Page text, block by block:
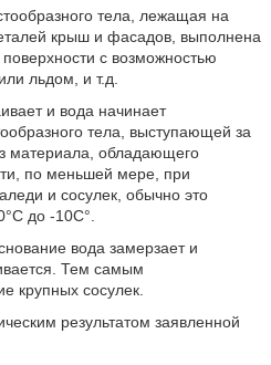
тела, лежащая на
крыш и фасадов, выполнена
с возможностью
льдом, и т.д.
и вода начинает
тела, выступающей за
материала, обладающего
по меньшей мере, при
и сосулек, обычно это
до -10С°.
вода замерзает и
Тем самым
крупных сосулек.
результатом заявленной